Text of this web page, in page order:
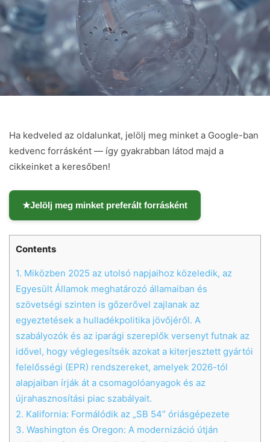
Ha kedveled az oldalunkat, jelölj meg minket a Google-ban
kedvenc forrásként — így gyakrabban látod majd a
cikkeinket a keresőben!
★Jelölj meg minket preferált forrásként
Contents
1. Miközben 2025 az utolsó napjaihoz közeledik, az
Egyesült Államok meghatározó államaiban és
szövetségi szinten is gőzerővel zajlanak az
egyeztetések a hulladékpolitika jövőjéről. A
szabályozók és az iparági szereplők versenyt futnak az
idővel, hogy véglegesítsék azokat a kiterjesztett gyártói
felelősségi (EPR) rendszereket, amelyek 2026-tól
alapjaiban írják át a csomagolóanyagok és az
újrahasznosítási piac szabályait.
2. Kalifornia: Formálódik az „SB 54” óriásgépezete
3. Washington és Oregon: A modernizáció útján